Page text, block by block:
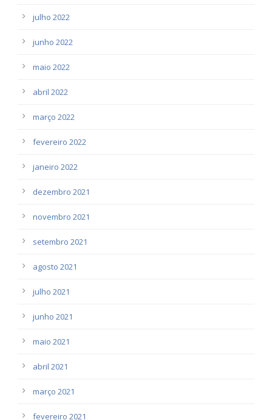
julho 2022
junho 2022
maio 2022
abril 2022
março 2022
fevereiro 2022
janeiro 2022
dezembro 2021
novembro 2021
setembro 2021
agosto 2021
julho 2021
junho 2021
maio 2021
abril 2021
março 2021
fevereiro 2021